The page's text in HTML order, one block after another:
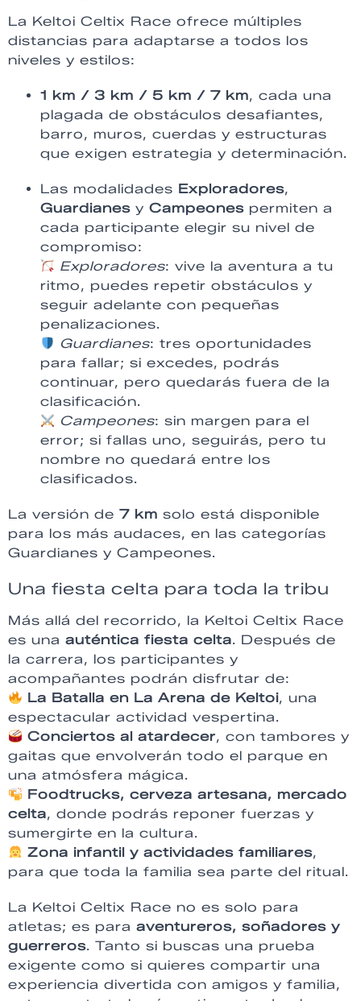
La Keltoi Celtix Race ofrece múltiples
distancias para adaptarse a todos los
niveles y estilos:
1 km / 3 km / 5 km / 7 km, cada una
plagada de obstáculos desafiantes,
barro, muros, cuerdas y estructuras
que exigen estrategia y determinación.
Las modalidades Exploradores,
Guardianes y Campeones permiten a
cada participante elegir su nivel de
compromiso:
Exploradores: vive la aventura a tu
ritmo, puedes repetir obstáculos y
seguir adelante con pequeñas
penalizaciones.
Guardianes: tres oportunidades
para fallar; si excedes, podrás
continuar, pero quedarás fuera de la
clasificación.
Campeones: sin margen para el
error; si fallas uno, seguirás, pero tu
nombre no quedará entre los
clasificados.
La versión de 7 km solo está disponible
para los más audaces, en las categorías
Guardianes y Campeones.
Una fiesta celta para toda la tribu
Más allá del recorrido, la Keltoi Celtix Race
es una auténtica fiesta celta. Después de
la carrera, los participantes y
acompañantes podrán disfrutar de:
La Batalla en La Arena de Keltoi, una
espectacular actividad vespertina.
Conciertos al atardecer, con tambores y
gaitas que envolverán todo el parque en
una atmósfera mágica.
Foodtrucks, cerveza artesana, mercado
celta, donde podrás reponer fuerzas y
sumergirte en la cultura.
Zona infantil y actividades familiares,
para que toda la familia sea parte del ritual.
La Keltoi Celtix Race no es solo para
atletas; es para aventureros, soñadores y
guerreros. Tanto si buscas una prueba
exigente como si quieres compartir una
experiencia divertida con amigos y familia,